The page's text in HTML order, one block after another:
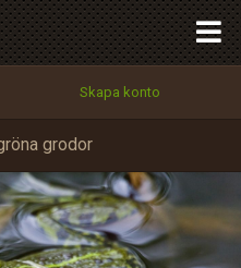
Skapa konto
grodor
Tillbaka till förstasidan